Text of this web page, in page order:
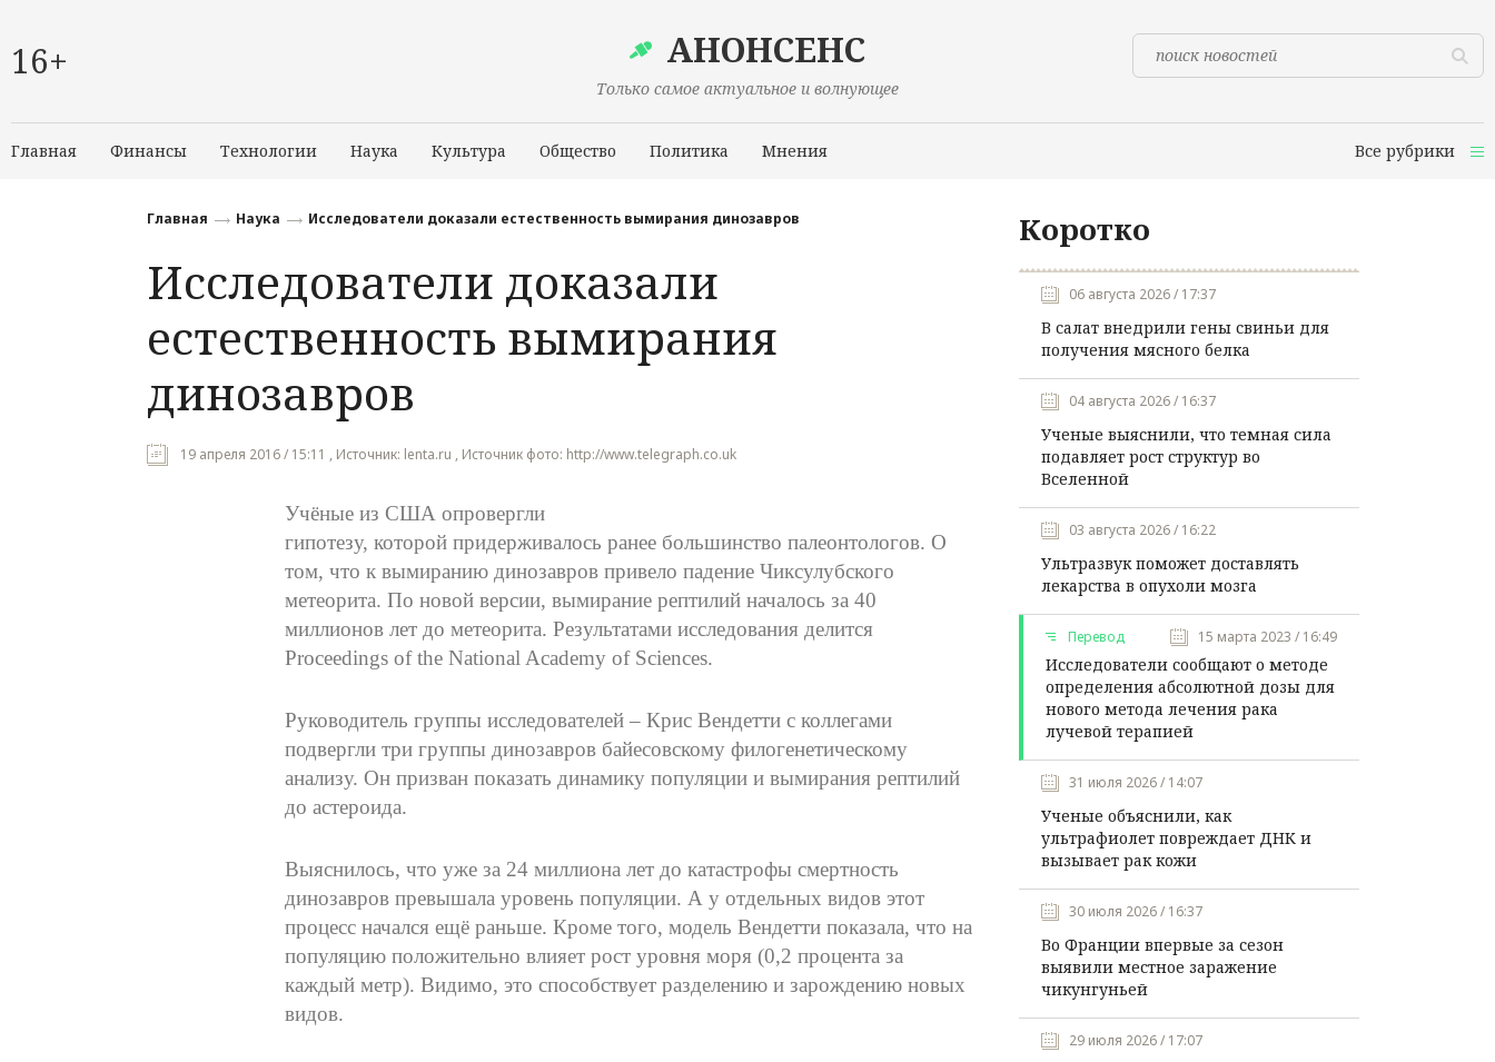
16+ АНОНСЕНС
Только самое актуальное и волнующее
Главная Финансы Технологии Наука Культура Общество Политика Мнения Все рубрики
Происшествия
Главная Наука Исследователи доказали естественность вымирания динозавров
Исследователи доказали
естественность вымирания
динозавров
19 апреля 2016 / 15:11 , Источник: lenta.ru , Источник фото: http://www.telegraph.co.uk
Учёные из США опровергли
гипотезу, которой придерживалось ранее большинство палеонтологов. О
том, что к вымиранию динозавров привело падение Чиксулубского
метеорита. По новой версии, вымирание рептилий началось за 40
миллионов лет до метеорита. Результатами исследования делится
Proceedings of the National Academy of Sciences.
Руководитель группы исследователей – Крис Вендетти с коллегами
подвергли три группы динозавров байесовскому филогенетическому
анализу. Он призван показать динамику популяции и вымирания рептилий
до астероида.
Выяснилось, что уже за 24 миллиона лет до катастрофы смертность
динозавров превышала уровень популяции. А у отдельных видов этот
процесс начался ещё раньше. Кроме того, модель Вендетти показала, что на
популяцию положительно влияет рост уровня моря (0,2 процента за
каждый метр). Видимо, это способствует разделению и зарождению новых
видов.
Коротко
06 августа 2026 / 17:37
В салат внедрили гены свиньи для
получения мясного белка
04 августа 2026 / 16:37
Ученые выяснили, что темная сила
подавляет рост структур во
Вселенной
03 августа 2026 / 16:22
Ультразвук поможет доставлять
лекарства в опухоли мозга
Перевод 15 марта 2023 / 16:49
Исследователи сообщают о методе
определения абсолютной дозы для
нового метода лечения рака
лучевой терапией
31 июля 2026 / 14:07
Ученые объяснили, как
ультрафиолет повреждает ДНК и
вызывает рак кожи
30 июля 2026 / 16:37
Во Франции впервые за сезон
выявили местное заражение
чикунгуньей
29 июля 2026 / 17:07